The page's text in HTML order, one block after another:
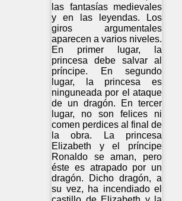
las fantasías medievales
y en las leyendas. Los
giros argumentales
aparecen a varios niveles.
En primer lugar, la
princesa debe salvar al
príncipe. En segundo
lugar, la princesa es
ninguneada por el ataque
de un dragón. En tercer
lugar, no son felices ni
comen perdices al final de
la obra. La princesa
Elizabeth y el príncipe
Ronaldo se aman, pero
éste es atrapado por un
dragón. Dicho dragón, a
su vez, ha incendiado el